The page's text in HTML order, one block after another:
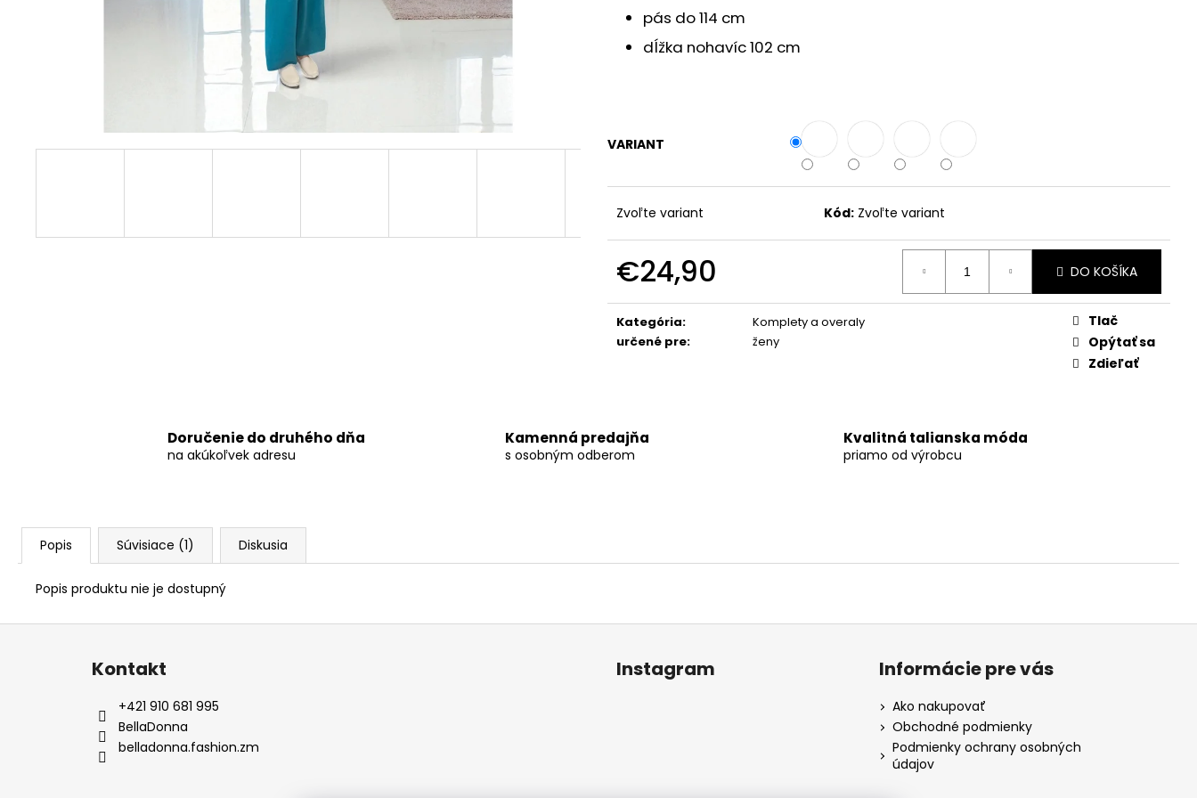
pás do 114 cm
dĺžka nohavíc 102 cm
VARIANT
Zvoľte variant Kód: Zvoľte variant
€24,90 DO KOŠÍKA
Kategória:
Komplety a overaly
určené pre: ženy
Tlač
Opýtať sa
Zdieľať
Doručenie do druhého dňa
na akúkoľvek adresu
Kamenná predajňa
s osobným odberom
Kvalitná talianska móda
priamo od výrobcu
Popis Súvisiace (1) Diskusia
Popis produktu nie je dostupný
TRBLIETAVÉ KRÁTKE ŠATY LIA S
TYLOVÉ MIDI ŠATY CLAUDIA
TEPLÝ KABÁTIK AVLON
€29,90
Kontakt
+421 910 681 995
BellaDonna
belladonna.fashion.zm
Instagram Informácie pre vás
Ako nakupovať
Obchodné podmienky
Podmienky ochrany osobných
údajov